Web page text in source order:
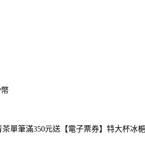
幣
單筆滿350元送【電子票券】特大杯冰